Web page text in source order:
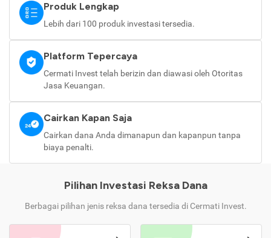
Produk Lengkap
Lebih dari 100 produk investasi tersedia.
Platform Tepercaya
Cermati Invest telah berizin dan diawasi oleh Otoritas
Jasa Keuangan.
Cairkan Kapan Saja
Cairkan dana Anda dimanapun dan kapanpun tanpa
biaya penalti.
Pilihan Investasi Reksa Dana
Berbagai pilihan jenis reksa dana tersedia di Cermati Invest.